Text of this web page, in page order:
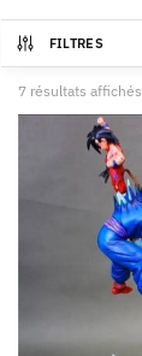
FILTRES
7 résultats affichés